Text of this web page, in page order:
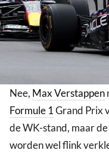
Nee, Max Verstappen
Formule 1Grand Prix
de WK-stand, maar
worden wel flink